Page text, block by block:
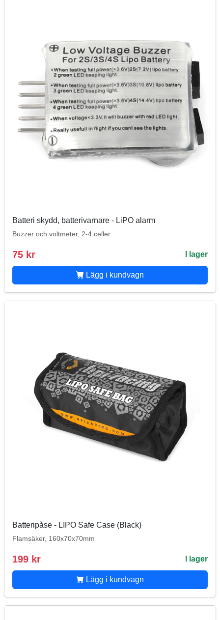
Batteri skydd, batterivarnare - LiPO alarm
Buzzer och voltmeter, 2-4 celler
75 kr I lager
Lägg i kundvagn
Batteripåse - LIPO Safe Case (Black)
Flamsäker, 160x70x70mm
199 kr I lager
Lägg i kundvagn